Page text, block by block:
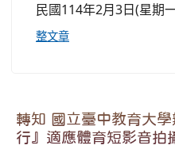
民國114年2月3日(星期
整文章
轉知 國立臺中教育大
行』適應體育短影音拍